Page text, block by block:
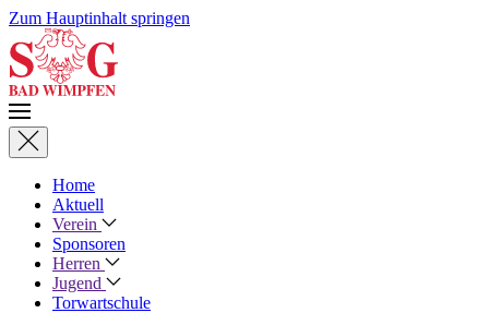
Zum Hauptinhalt springen
Home
Aktuell
Verein
Sponsoren
Herren
Jugend
Torwartschule